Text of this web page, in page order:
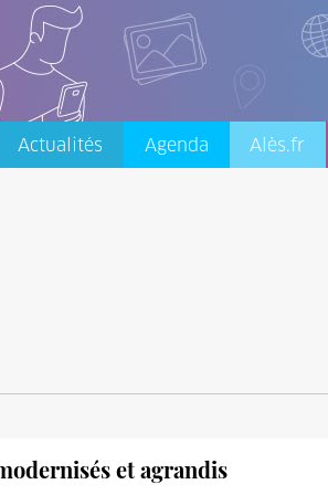
Actualités Agenda Alès.fr
et agrandis